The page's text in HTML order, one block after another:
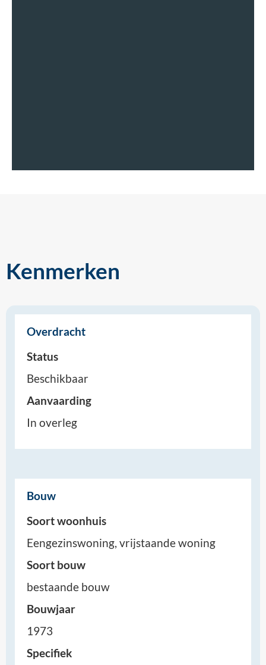
Kenmerken
Overdracht
Status
Beschikbaar
Aanvaarding
In overleg
Bouw
Soort woonhuis
Eengezinswoning, vrijstaande woning
Soort bouw
bestaande bouw
Bouwjaar
1973
Specifiek